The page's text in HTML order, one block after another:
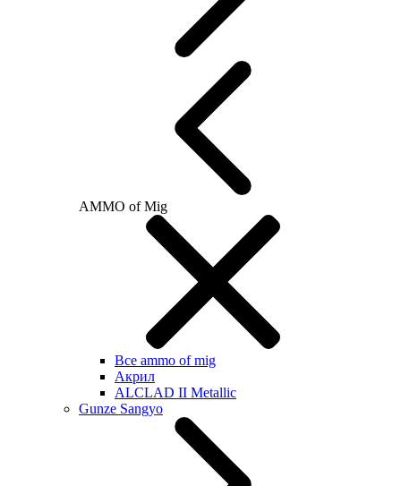
AMMO of Mig
Все ammo of mig
Акрил
ALCLAD II Metallic
Gunze Sangyo